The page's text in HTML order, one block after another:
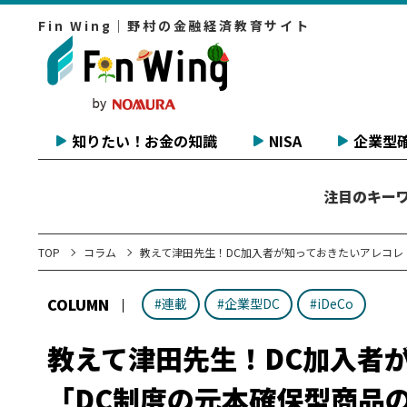
Fin Wing｜野村の金融経済教育サイト
知りたい！お金の知識 NISA 企業型
注目のキー
TOP コラム 教えて津田先生！DC加入者が知っておきたいアレコ
COLUMN #連載 #企業型DC #iDeCo
教えて津田先生！DC加入
「DC制度の元本確保型商